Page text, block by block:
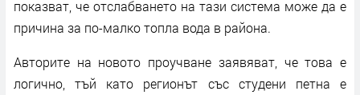
показват, че отслабването на тази система може да е
причина за по-малко топла вода в района.
Авторите на новото проучване заявяват, че това е
логично, тъй като регионът със студени петна е